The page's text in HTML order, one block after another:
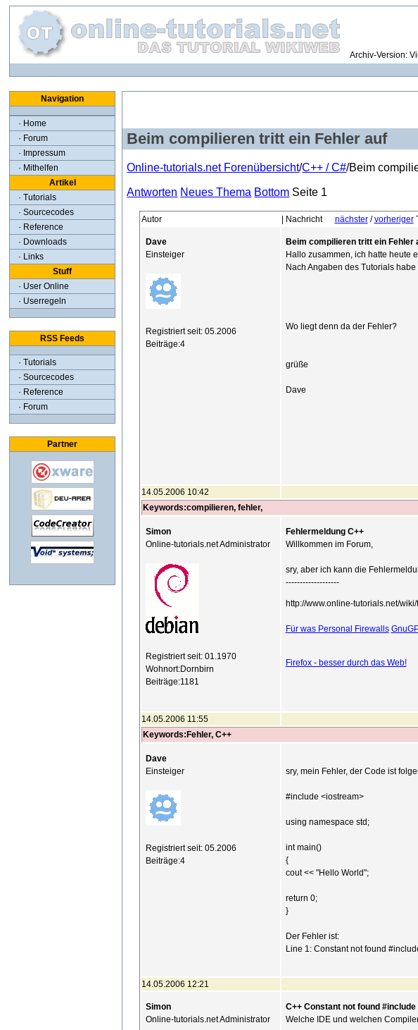
Archiv-Version:
Navigation
· Home
· Forum
· Impressum
· Mithelfen
Artikel
· Tutorials
· Sourcecodes
· Reference
· Downloads
· Links
Stuff
· User Online
· Userregeln
RSS Feeds
· Tutorials
· Sourcecodes
· Reference
· Forum
Partner
Beim compilieren tritt ein Fehler auf
Online-tutorials.net Forenübersicht/C++ / C#/Beim
Antworten Neues Thema Bottom Seite 1
Autor | Nachricht nächster/vorheriger
Dave
Einsteiger
Registriert seit: 05.2006
Beiträge:4
Beim compilieren tritt ein Fehler
Hallo zusammen, ich hatte heute
Nach Angaben des Tutorials
Wo liegt denn da der Fehler?
grüße
Dave
14.05.2006 10:42
Keywords:compilieren, fehler,
Simon
Online-tutorials.net Administrator
Registriert seit: 01.1970
Wohnort:Dornbirn
Beiträge:1181
Fehlermeldung C++
Willkommen im Forum,
sry, aber ich kann die
-------------------
http://www.online-tutorials.net/
Für was Personal Firewalls
Firefox - besser durch das Web!
14.05.2006 11:55
Keywords:Fehler, C++
Dave
Einsteiger
Registriert seit: 05.2006
Beiträge:4
sry, mein Fehler, der Code ist
#include <iostream>
using namespace std;
int main()
{
cout << "Hello World";
return 0;
}
Der Fehler ist:
Line 1: Constant not found
14.05.2006 12:21
Simon
Online-tutorials.net Administrator
C++ Constant not found #include
Welche IDE und welchen